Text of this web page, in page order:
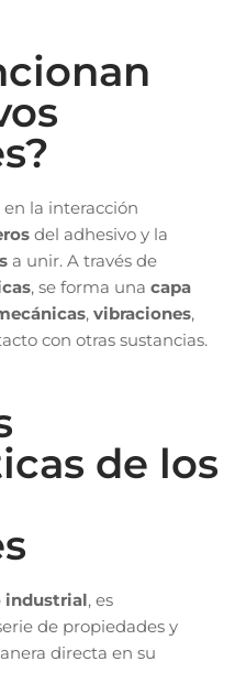
en la interacción
del adhesivo y la
a unir. A través de
, se forma una capa
, vibraciones,
con otras sustancias.
de los
industrial, es
de propiedades y
directa en su